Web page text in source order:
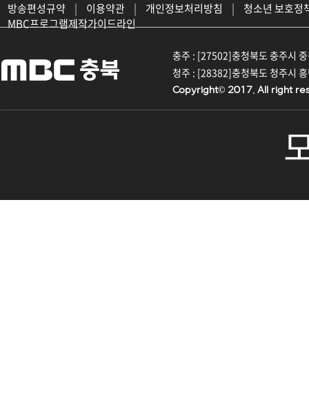
방송편성규약 | 이용약관 | 개인정보처리방침 |
청소년 보호정
MBC프로그램제작가이드라인
충주 : [27502]충청북도 충주시
청주 : [28382]충청북도 청주시
Copyright© 2017. All right